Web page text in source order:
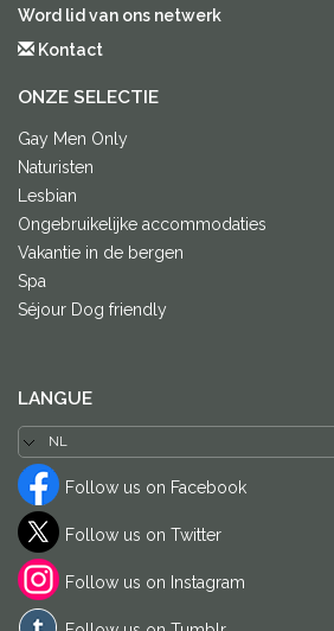
Word lid van ons netwerk
Kontact
ONZE SELECTIE
Gay Men Only
Naturisten
Lesbian
Ongebruikelijke accommodaties
Vakantie in de bergen
Spa
Séjour Dog friendly
LANGUE
Follow us on Facebook
Follow us on Twitter
Follow us on Instagram